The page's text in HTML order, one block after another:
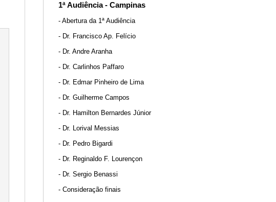
1ª Audiência - Campinas
- Abertura da 1ª Audiência
- Dr. Francisco Ap. Felício
- Dr. Andre Aranha
- Dr. Carlinhos Paffaro
- Dr. Edmar Pinheiro de Lima
- Dr. Guilherme Campos
- Dr. Hamilton Bernardes Júnior
- Dr. Lorival Messias
- Dr. Pedro Bigardi
- Dr. Reginaldo F. Lourençon
- Dr. Sergio Benassi
- Consideração finais